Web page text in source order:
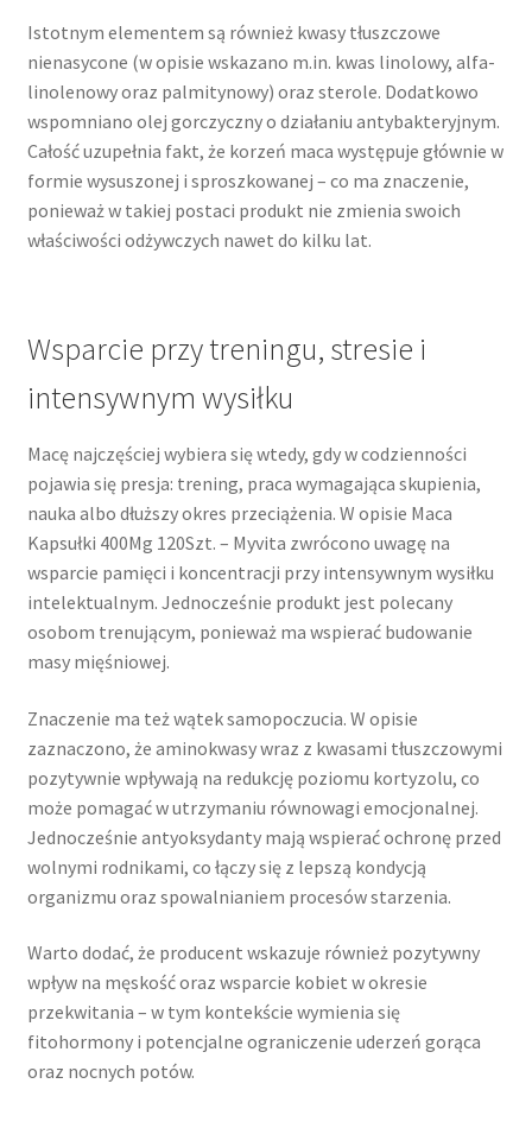
Istotnym elementem są również kwasy tłuszczowe
nienasycone (w opisie wskazano m.in. kwas linolowy, alfa-
linolenowy oraz palmitynowy) oraz sterole. Dodatkowo
wspomniano olej gorczyczny o działaniu antybakteryjnym.
Całość uzupełnia fakt, że korzeń maca występuje głównie w
formie wysuszonej i sproszkowanej – co ma znaczenie,
ponieważ w takiej postaci produkt nie zmienia swoich
właściwości odżywczych nawet do kilku lat.
Wsparcie przy treningu, stresie i
intensywnym wysiłku
Macę najczęściej wybiera się wtedy, gdy w codzienności
pojawia się presja: trening, praca wymagająca skupienia,
nauka albo dłuższy okres przeciążenia. W opisie Maca
Kapsułki 400Mg 120Szt. – Myvita zwrócono uwagę na
wsparcie pamięci i koncentracji przy intensywnym wysiłku
intelektualnym. Jednocześnie produkt jest polecany
osobom trenującym, ponieważ ma wspierać budowanie
masy mięśniowej.
Znaczenie ma też wątek samopoczucia. W opisie
zaznaczono, że aminokwasy wraz z kwasami tłuszczowymi
pozytywnie wpływają na redukcję poziomu kortyzolu, co
może pomagać w utrzymaniu równowagi emocjonalnej.
Jednocześnie antyoksydanty mają wspierać ochronę przed
wolnymi rodnikami, co łączy się z lepszą kondycją
organizmu oraz spowalnianiem procesów starzenia.
Warto dodać, że producent wskazuje również pozytywny
wpływ na męskość oraz wsparcie kobiet w okresie
przekwitania – w tym kontekście wymienia się
fitohormony i potencjalne ograniczenie uderzeń gorąca
oraz nocnych potów.